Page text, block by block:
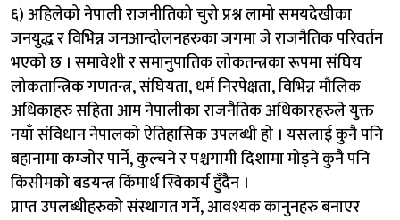
६) अहिलेको नेपाली राजनीतिको चुरो प्रश्न लामो समयदेखीका
जनयुद्ध र विभिन्न जनआन्दोलनहरुका जगमा जे राजनैतिक परिवर्तन
भएको छ । समावेशी र समानुपातिक लोकतन्त्रका रूपमा संघिय
लोकतान्त्रिक गणतन्त्र, संघियता, धर्म निरपेक्षता, विभिन्न मौलिक
अधिकाहरु सहिता आम नेपालीका राजनैतिक अधिकारहरुले युक्त
नयाँ संविधान नेपालको ऐतिहासिक उपलब्धी हो । यसलाई कुनै पनि
बहानामा कम्जोर पार्ने, कुल्चने र पश्चगामी दिशामा मोड्ने कुनै पनि
किसीमको बडयन्त्र किंमार्थ स्विकार्य हुँदैन ।
प्राप्त उपलब्धीहरुको संस्थागत गर्ने, आवश्यक कानुनहरु बनाएर